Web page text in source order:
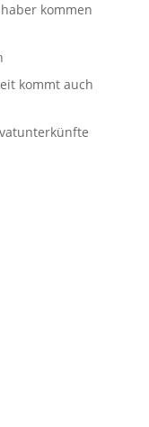
kommen
kommt auch